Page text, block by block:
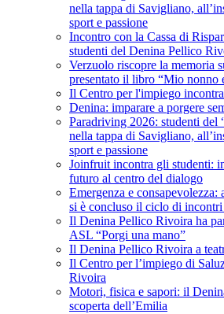
nella tappa di Savigliano,
sport e passione
Incontro con la Cassa di
studenti del Denina Pellico
Verzuolo riscopre la memoria
presentato il libro “Mio nonno
Il Centro per l'impiego
Denina: imparare a porgere
Paradriving 2026: studenti del
nella tappa di Savigliano,
sport e passione
Joinfruit incontra gli studenti:
futuro al centro del dialogo
Emergenza e
si è concluso il ciclo di
Il Denina Pellico Rivoira ha
ASL “Porgi una mano”
Il Denina Pellico Rivoira a
Il Centro per l’impiego di
Rivoira
Motori, fisica e sapori: il
scoperta dell’Emilia